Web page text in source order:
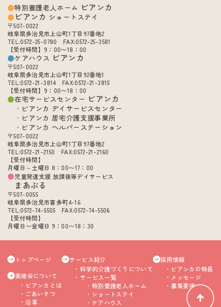
特別養護老人ホーム ビアンカ
ビアンカ ショートステイ
〒507-0022
岐阜県多治見市上山町1丁目97番地2
TEL:0572-25-0780 FAX:0572-25-3581
【受付時間】9：00〜18：00
ケアハウス ビアンカ
〒507-0022
岐阜県多治見市上山町1丁目92番地1
TEL:0572-21-3814 FAX:0572-21-3815
【受付時間】9：00〜18：00
在宅サービスセンター ビアンカ
ビアンカ デイサービスセンター
ビアンカ 居宅介護支援事業所
ビアンカ ヘルパーステーション
〒507-0022
岐阜県多治見市上山町1丁目97番地2
TEL:0572-21-2150 FAX:0572-21-2160
【受付時間】
月曜日～土曜日 8：00〜17：00
児童発達支援 放課後等デイサービス
まあぶる
〒507-0055
岐阜県多治見市喜多町4-16
TEL:0572-74-5505 FAX:0572-74-5506
【受付時間】
月曜日〜金曜日 9：00〜18：30
トップページ
美徳会について
ビアンカとは
ごあいさつ
沿革
サービス紹介
科学的介護づくりについて
サービス一覧
特別養護老人ホーム
ショートステイ
ケアハウス
採用情報
ビアンカの特長
メッセージ
募集要項